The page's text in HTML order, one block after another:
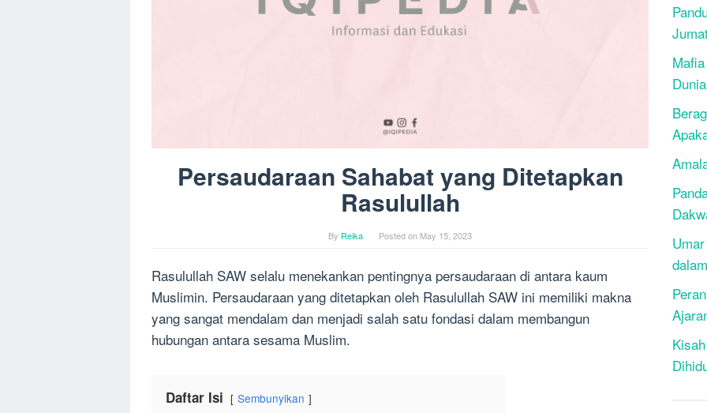
Persaudaraan Sahabat yang Ditetapkan
Rasulullah
By Reika Posted on May 15, 2023
Rasulullah SAW selalu menekankan pentingnya persaudaraan di antara kaum
Muslimin. Persaudaraan yang ditetapkan oleh Rasulullah SAW ini memiliki makna
yang sangat mendalam dan menjadi salah satu fondasi dalam membangun
hubungan antara sesama Muslim.
Daftar Isi Sembunyikan